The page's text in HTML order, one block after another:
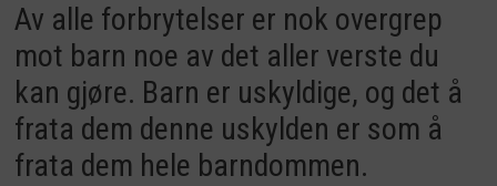
Av alle forbrytelser er nok overgrep
mot barn noe av det aller verste du
kan gjøre. Barn er uskyldige, og det å
frata dem denne uskylden er som å
frata dem hele barndommen.